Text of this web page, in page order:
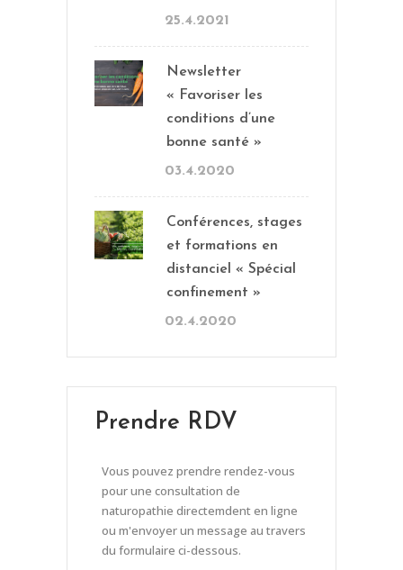
25.4.2021
Newsletter
« Favoriser les
conditions d’une
bonne santé »
03.4.2020
Conférences, stages
et formations en
distanciel « Spécial
confinement »
02.4.2020
Prendre RDV
Vous pouvez prendre rendez-vous
pour une consultation de
naturopathie directemdent en ligne
ou m'envoyer un message au travers
du formulaire ci-dessous.